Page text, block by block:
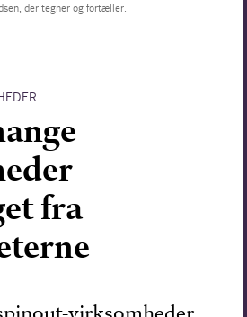
der tegner og fortæller.
fra